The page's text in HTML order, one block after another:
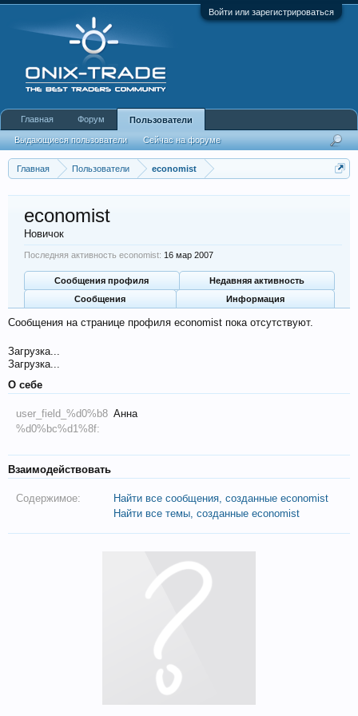
Войти или зарегистрироваться
Главная Пользователи economist
economist
Новичок
Последняя активность economist: 16 мар 2007
Сообщения профиля
Недавняя активность
Сообщения
Информация
Сообщения на странице профиля economist пока отсутствуют.
Загрузка...
Загрузка...
О себе
user_field_%d0%b8
%d0%bc%d1%8f:
Анна
Взаимодействовать
Содержимое:
Найти все сообщения, созданные economist
Найти все темы, созданные economist
Главная Форум Пользователи
Выдающиеся пользователи Сейчас на форуме
Недавняя активность Новые сообщения профиля